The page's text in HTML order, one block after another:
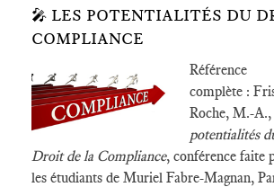
🎤 LES POTENTIALITÉS DU
COMPLIANCE
Référence
complète :
Roche, M.-A.,
potentialités
Droit de la Compliance, conférence faite
les étudiants de Muriel Fabre-Magnan,